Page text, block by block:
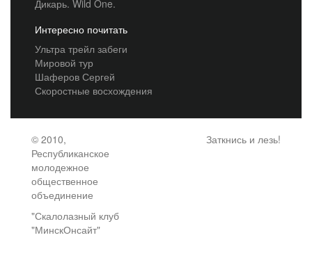
Дикарь. Wild One.
Интересно почитать
Ультра трейл забеги
Мировой тур
Шаферов Сергей
Скоростные восхождения
© 2010,
Республиканское
молодежное
общественное
объединение
"Скалолазный клуб
"МинскОнсайт"
Заткнись и лезь!